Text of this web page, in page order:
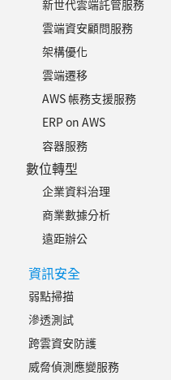
難以從碎片化資料中快速提取所需資訊 對資料隱私與安全性有極高要
感資料不得暴露於公有雲 解決方案：三層式安全架構 第一層：內部系統隔
離層 透過定期排程同步工具，將
匯總，並設置「AI 檢索緩衝庫」
FastAPI 為核心部署 AI 服務，整
可透過 LINE 詢問配送指令，內勤
PostgreSQL 記錄對話狀態，確保上下文連貫性。 第
推理能力由 Amazon Bedrock 基
其支援無狀態推理呼叫（
Data Retention），徹底解決企業對資料外洩
員透過 LINE 或 Email 發出查詢 FastAPI 核心服務接收請求，從 AI 檢索緩衝
方，資料零外洩 Amazon Bedrock 導入成效 指標 成果 資訊檢索時間 縮
短 70% 資料安全性 透過隔離緩衝區確保核心商業機密不外流 合規性 符合
金融與物流業嚴格的資料處理法規 CKmates 銓鍇國際是 AWS Advanced 認
業導入雲端與 AI 解決方案的實戰經驗。 無論您是剛開
Bedrock，還是準備正式導入企業
在較昂貴的儲存模式。 這也是為什麼 S3 物件生命週期管理（S3 Lifecycle
Policy） 會被視為 Amazon S3 成
動到期刪除，避免人工整理的遺漏與延遲。 Lifecycle
核心動作，通常會搭配使用： Transition Actions（轉換/分層） Transition
式」，例如 S3 Standard-IA、
Retrieval、S3 Glacier Flexible
做法是依照資料熱度設定門檻，
到 Glacier」，這種自動分層可以
長尾資料的儲存成本壓到更合理的區間。 Expiration Actions（到
本清理） Expiration Actions 用來定義「資料在什麼時候應該被自動刪
除」，包含過期資料的清除，或是
產出的中間檔或有保存年限的資料
堆積的倉庫，也讓 AWS S3 的儲存成
Amazon S3 的儲存、存取與生命
外成本，並讓帳單反映出真正的
助，作為 AWS 官方合作夥伴
如何透過 AWS 最佳實踐（Well-
更具效益的雲端儲存架構。 延伸閱讀： AWS 是什麼？2026 熱門 AWS 雲端
服務與節費實戰攻略 AWS 如何計
略
Amazon Bedrock 會是較合適的選擇。 在 Bedrock 模式下，所有
型的使用都納入 AWS 原生治理體系，包括： IAM 權限
融、醫療、政府等高合規產業 需要統一 AI 使用入口的大型企業 正在推動多
模型策略（Multi-Model Strategy）的組織 對使用者而言，
成標準化、可擴展的企業平台能力。 2. Claude Platform on AWS：適
「原生能力與產品速度」為優先的團隊 相較之下，如果企業
的選擇。 透過此模式，企業可以在 AWS 帳號與 IAM 架構下，直接接
取 Anthropic 原生 Claude Platform
的 Messages API 能力 原生 Agents 與工具鏈（Agent Skills） 更貼
近 Anthropic 官方的功能更新節奏 這種架構特別適合： AI 為核心產品的團
賴 Claude 原生能力（如代理、自動化工
說，關鍵不只是治理，而是：是否
轉化為產品競爭力。 延伸閱讀： Anthropic Claude Cowork 是什麼？結
Claude Platform on AWS 與 Bedrock 怎麼選？
AWS 正式上市，開發團隊與架構
用 Claude Platform on AWS 嗎？ 答：不需要立即改用。 如果你的核心需
求是 「治理、安全與成本控管」
Bedrock 讓我們能把 Claude
CloudTrail），並維持資料邊界的完整。 除非你的團隊正遇到
新世代雲端託管服務
雲端資安顧問服務
架構優化
雲端遷移
AWS 帳務支援服務
ERP on AWS
容器服務
數位轉型
企業資料治理
商業數據分析
遠距辦公
資訊安全
弱點掃描
滲透測試
跨雲資安防護
威脅偵測應變服務